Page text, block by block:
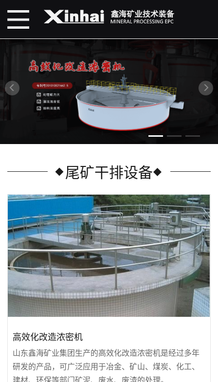
尾矿干排设备
高效化改造浓密机
山东鑫海矿业集团生产的高效化改造浓密机是经过多年
研发的产品，可广泛应用于冶金、矿山、煤炭、化工、